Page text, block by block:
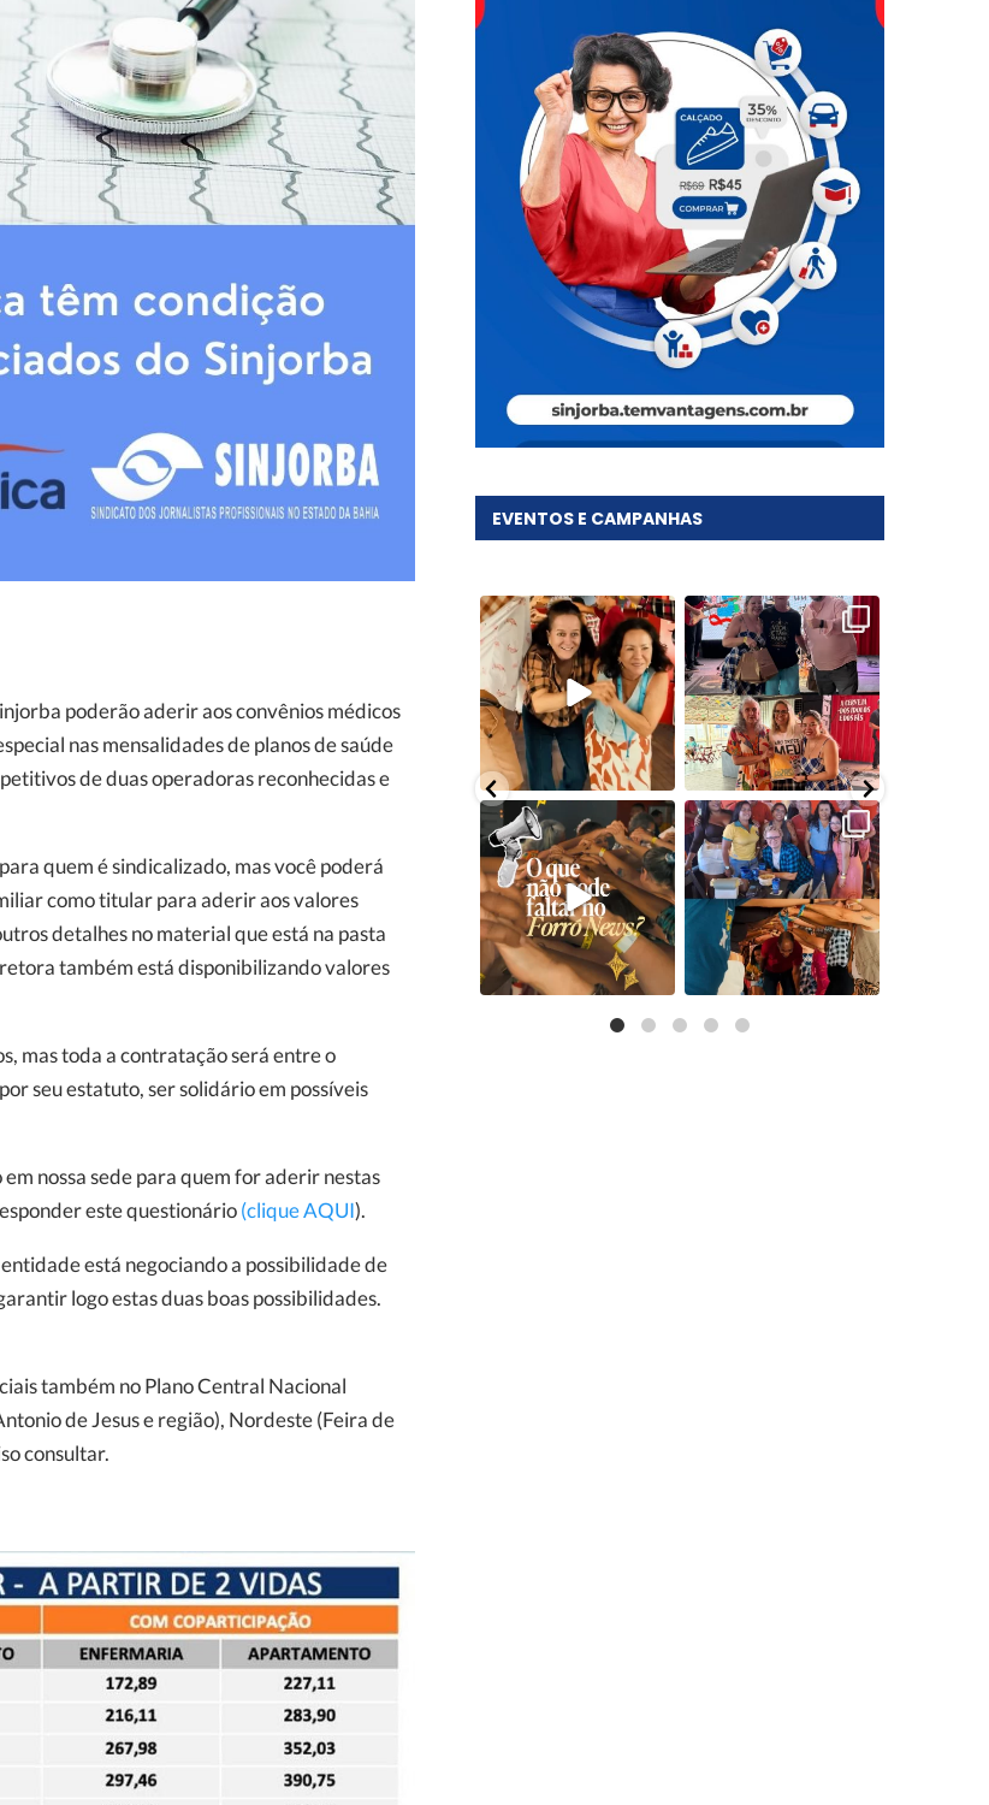
poderão aderir aos convênios médicos
nas mensalidades de planos de saúde
de duas operadoras reconhecidas e
quem é sindicalizado, mas você poderá
como titular para aderir aos valores
detalhes no material que está na pasta
também está disponibilizando valores
mas toda a contratação será entre o
seu estatuto, ser solidário em possíveis
nossa sede para quem for aderir nestas
este questionário(clique AQUI).
está negociando a possibilidade de
logo estas duas boas possibilidades.
também no Plano Central Nacional
de Jesus e região), Nordeste (Feira de
consultar.
EVENTOS E CAMPANHAS